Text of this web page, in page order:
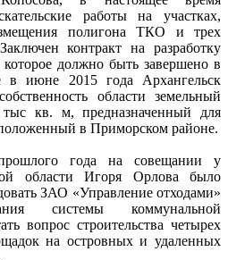
работы на участках,
полигона ТКО и трех
контракт на разработку
должно быть завершено в
июне 2015 года Архангельск
области земельный
кв. м, предназначенный для
в Приморском районе.
года на совещании у
области Игоря Орлова было
ЗАО «Управление отходами»
системы коммунальной
вопрос строительства четырех
на островных и удаленных